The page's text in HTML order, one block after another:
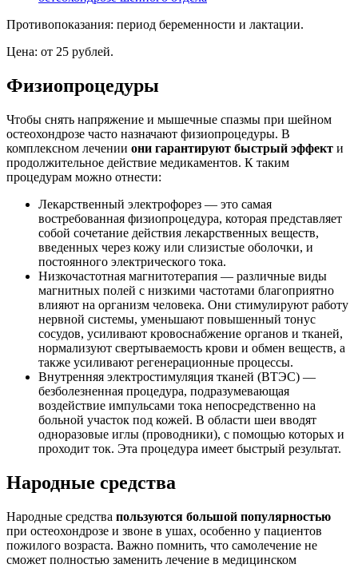
Противопоказания: период беременности и лактации.
Цена: от 25 рублей.
Физиопроцедуры
Чтобы снять напряжение и мышечные спазмы при шейном
остеохондрозе часто назначают физиопроцедуры. В
комплексном лечении они гарантируют быстрый эффект и
продолжительное действие медикаментов. К таким
процедурам можно отнести:
Лекарственный электрофорез — это самая
востребованная физиопроцедура, которая представляет
собой сочетание действия лекарственных веществ,
введенных через кожу или слизистые оболочки, и
постоянного электрического тока.
Низкочастотная магнитотерапия — различные виды
магнитных полей с низкими частотами благоприятно
влияют на организм человека. Они стимулируют работу
нервной системы, уменьшают повышенный тонус
сосудов, усиливают кровоснабжение органов и тканей,
нормализуют свертываемость крови и обмен веществ, а
также усиливают регенерационные процессы.
Внутренняя электростимуляция тканей (ВТЭС) —
безболезненная процедура, подразумевающая
воздействие импульсами тока непосредственно на
больной участок под кожей. В области шеи вводят
одноразовые иглы (проводники), с помощью которых и
проходит ток. Эта процедура имеет быстрый результат.
Народные средства
Народные средства пользуются большой популярностью
при остеохондрозе и звоне в ушах, особенно у пациентов
пожилого возраста. Важно помнить, что самолечение не
сможет полностью заменить лечение в медицинском